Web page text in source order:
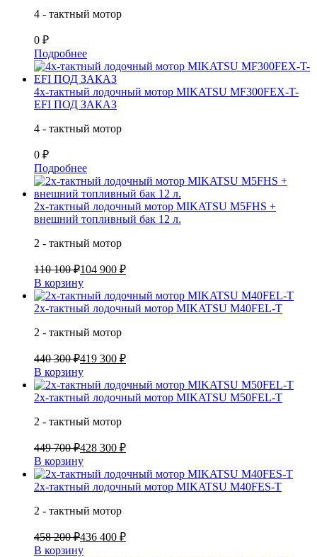
4 - тактный мотор
0 ₽
Подробнее
4х-тактный лодочный мотор MIKATSU MF300FEX-T-
EFI ПОД ЗАКАЗ
4 - тактный мотор
0 ₽
Подробнее
2х-тактный лодочный мотор MIKATSU M5FHS +
внешний топливный бак 12 л.
2 - тактный мотор
110 100 ₽104 900 ₽
В корзину
2х-тактный лодочный мотор MIKATSU M40FEL-T
2 - тактный мотор
440 300 ₽419 300 ₽
В корзину
2х-тактный лодочный мотор MIKATSU M50FEL-T
2 - тактный мотор
449 700 ₽428 300 ₽
В корзину
2х-тактный лодочный мотор MIKATSU M40FES-T
2 - тактный мотор
458 200 ₽436 400 ₽
В корзину